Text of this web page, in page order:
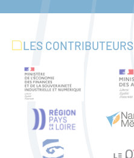
LES CONTRIBUTEURS